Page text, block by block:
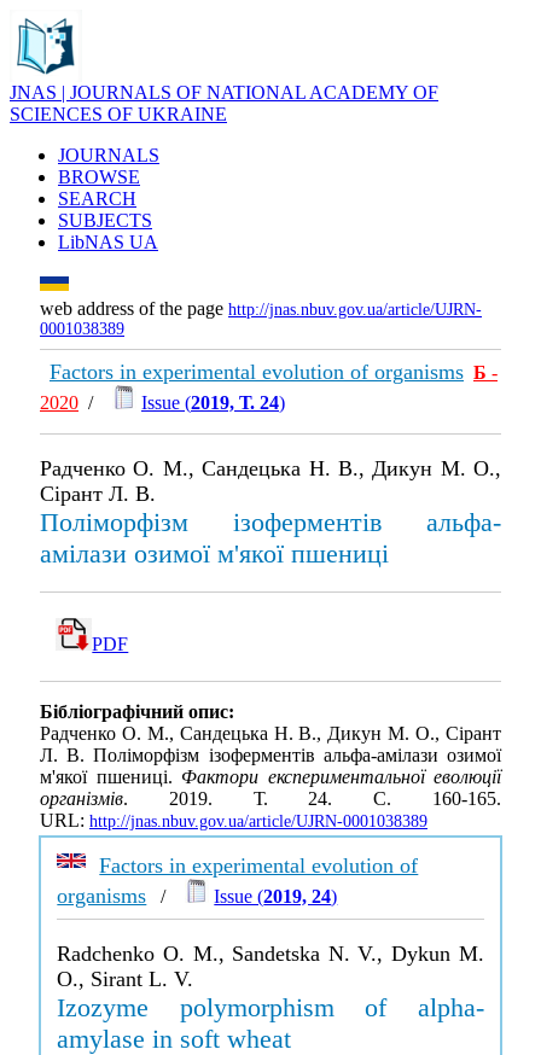
JNAS | JOURNALS OF NATIONAL ACADEMY OF
SCIENCES OF UKRAINE
JOURNALS
BROWSE
SEARCH
SUBJECTS
LibNAS UA
web address of the page http://jnas.nbuv.gov.ua/article/UJRN-
0001038389
Factors in experimental evolution of organisms Б -
2020 / Issue (2019, Т. 24)
Радченко О. М., Сандецька Н. В., Дикун М. О.,
Сірант Л. В.
Поліморфізм ізоферментів альфа-
амілази озимої м'якої пшениці
PDF
Бібліографічний опис:
Радченко О. М., Сандецька Н. В., Дикун М. О., Сірант
Л. В. Поліморфізм ізоферментів альфа-амілази озимої
м'якої пшениці. Фактори експериментальної еволюції
організмів. 2019. Т. 24. С. 160-165.
URL: http://jnas.nbuv.gov.ua/article/UJRN-0001038389
Factors in experimental evolution of
organisms / Issue (2019, 24)
Radchenko O. M., Sandetska N. V., Dykun M.
O., Sirant L. V.
Izozyme polymorphism of alpha-
amylase in soft wheat